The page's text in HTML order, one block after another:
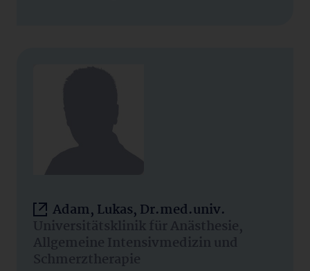
Adam, Lukas, Dr.med.univ.
Universitätsklinik für Anästhesie,
Allgemeine Intensivmedizin und
Schmerztherapie